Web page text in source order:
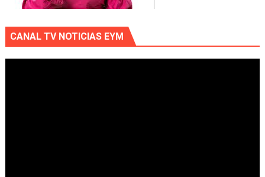
CANAL TV NOTICIAS EYM